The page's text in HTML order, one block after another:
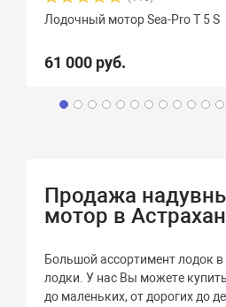
Лодочный мотор Sea-Pro Т 5 S
61 000 руб.
Продажа
мотор в
Большой ассортимент лодок
лодки. У нас Вы можете
до маленьких, от дорогих до